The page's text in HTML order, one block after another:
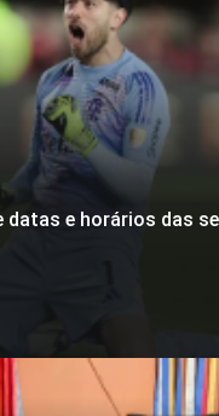
datas e horários das